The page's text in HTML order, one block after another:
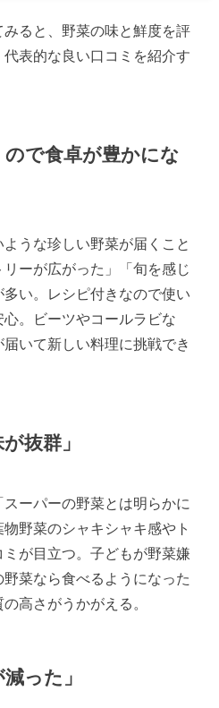
ると、野菜の味と鮮度を評
表的な良い口コミを紹介す
ので食卓が豊かにな
うな珍しい野菜が届くこと
ーが広がった」「旬を感じ
い。レシピ付きなので使い
。ビーツやコールラビな
いて新しい料理に挑戦でき
抜群」
ーパーの野菜とは明らかに
野菜のシャキシャキ感やト
が目立つ。子どもが野菜嫌
菜なら食べるようになった
高さがうかがえる。
った」